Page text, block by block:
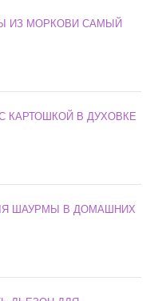
ИЗ МОРКОВИ САМЫЙ
КАРТОШКОЙ В ДУХОВКЕ
ШАУРМЫ В ДОМАШНИХ